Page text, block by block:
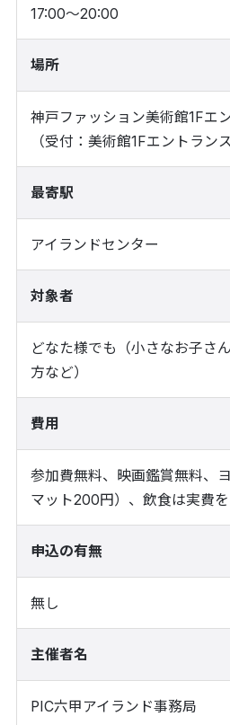
17:00〜20:00
場所
神戸ファッション美術館1Fエ
（受付：美術館1Fエントラン
最寄駅
アイランドセンター
対象者
どなた様でも（小さなお子さ
方など）
費用
参加費無料、映画鑑賞無料、
マット200円）、飲食は実費を
申込の有無
無し
主催者名
PIC六甲アイランド事務局